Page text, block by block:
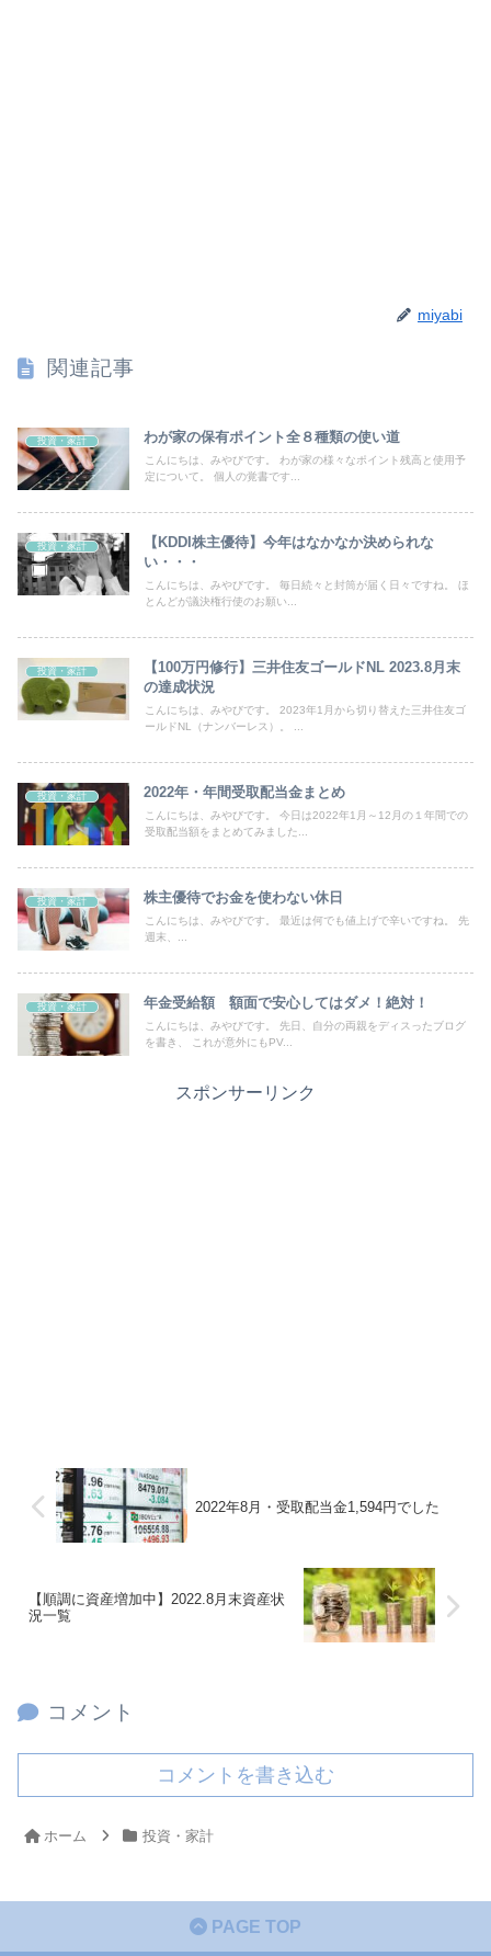
miyabi
関連記事
投資・家計 わが家の保有ポイント全８種類の使い道
こんにちは、みやびです。 わが家の様々なポイント残高と使用予
定について。 個人の覚書です...
投資・家計
【KDDI株主優待】今年はなかなか決められな
い・・・
こんにちは、みやびです。 毎日続々と封筒が届く日々ですね。 ほ
とんどが議決権行使のお願い...
投資・家計
【100万円修行】三井住友ゴールドNL 2023.8月末
の達成状況
こんにちは、みやびです。 2023年1月から切り替えた三井住友ゴ
ールドNL（ナンバーレス）。 ...
投資・家計 2022年・年間受取配当金まとめ
こんにちは、みやびです。 今日は2022年1月～12月の１年間での
受取配当額をまとめてみました...
投資・家計 株主優待でお金を使わない休日
こんにちは、みやびです。 最近は何でも値上げで辛いですね。 先
週末、...
投資・家計 年金受給額 額面で安心してはダメ！絶対！
こんにちは、みやびです。 先日、自分の両親をディスったブログ
を書き、 これが意外にもPV...
スポンサーリンク
2022年8月・受取配当金1,594円でした
【順調に資産増加中】2022.8月末資産状
況一覧
コメント
コメントを書き込む
ホーム 投資・家計
PAGE TOP